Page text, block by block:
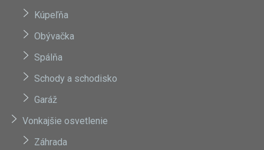
Kúpeľňa
Obývačka
Spálňa
Schody a schodisko
Garáž
Vonkajšie osvetlenie
Záhrada